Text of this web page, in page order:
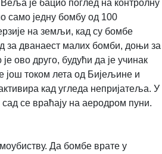
је бацио поглед на контролну
само једну бомбу од 100
на земљи, кад су бомбе
за дванаест малих бомби, доњи за
ово друго, будући да је учинак
још током лета од Бијељине и
кад угледа непријатеља. У
се враћају на аеродром пуни.
Да бомбе врате у